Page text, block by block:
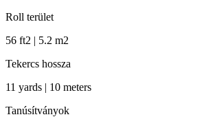
Roll terület
56 ft2 | 5.2 m2
Tekercs hossza
11 yards | 10 meters
Tanúsítványok